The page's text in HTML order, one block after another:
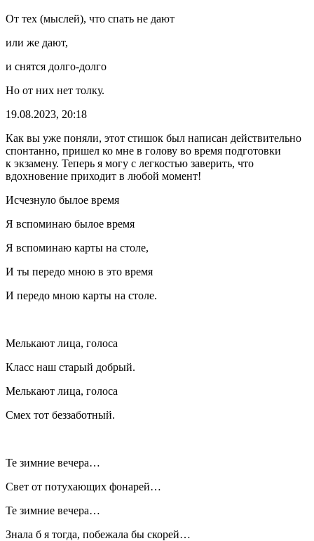
От тех (мыслей), что спать не дают
или же дают,
и снятся долго-долго
Но от них нет толку.
19.08.2023, 20:18
Как вы уже поняли, этот стишок был написан действительно
спонтанно, пришел ко мне в голову во время подготовки
к экзамену. Теперь я могу с легкостью заверить, что
вдохновение приходит в любой момент!
Исчезнуло былое время
Я вспоминаю былое время
Я вспоминаю карты на столе,
И ты передо мною в это время
И передо мною карты на столе.
Мелькают лица, голоса
Класс наш старый добрый.
Мелькают лица, голоса
Смех тот беззаботный.
Те зимние вечера…
Свет от потухающих фонарей…
Те зимние вечера…
Знала б я тогда, побежала бы скорей…